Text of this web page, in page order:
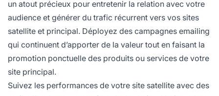
un atout précieux pour entretenir la relation avec votre
audience et générer du trafic récurrent vers vos sites
satellite et principal. Déployez des campagnes emailing
qui continuent d’apporter de la valeur tout en faisant la
promotion ponctuelle des produits ou services de votre
site principal.
Suivez les performances de votre site satellite avec des